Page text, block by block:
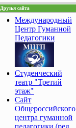
Друзья сайта
Международный
Центр Гуманной
Педагогики
Студенческий
театр "Третий
этаж"
Сайт
Общероссийского
центра гуманной
педагогики (ред.